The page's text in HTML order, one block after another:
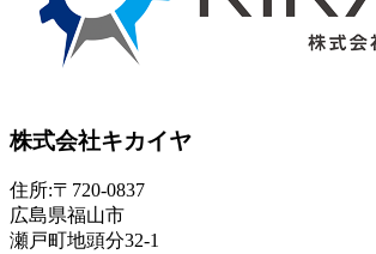
株式会社キカイヤ
住所:〒720-0837
広島県福山市
瀬戸町地頭分32-1